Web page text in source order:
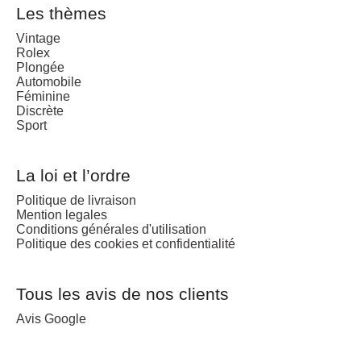
Les thèmes
Vintage
Rolex
Plongée
Automobile
Féminine
Discrète
Sport
La loi et l’ordre
Politique de livraison
Mention legales
Conditions générales d'utilisation
Politique des cookies et confidentialité
Tous les avis de nos clients
Avis Google